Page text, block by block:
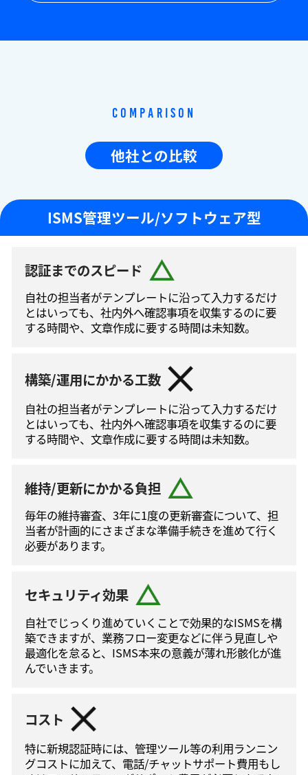
Comparison
他社との比較
ISMS管理ツール/ソフトウェア型
認証までのスピード
自社の担当者がテンプレートに沿って⼊⼒するだけ
とはいっても、社内外へ確認事項を収集するのに要
する時間や、文章作成に要する時間は未知数。
構築/運用にかかる工数
自社の担当者がテンプレートに沿って⼊⼒するだけ
とはいっても、社内外へ確認事項を収集するのに要
する時間や、文章作成に要する時間は未知数。
維持/更新にかかる負担
毎年の維持審査、3年に1度の更新審査について、担
当者が計画的にさまざまな準備手続きを進めて⾏く
必要があります。
セキュリティ効果
自社でじっくり進めていくことで効果的なISMSを構
築できますが、業務フロー変更などに伴う⾒直しや
最適化を怠ると、ISMS本来の意義が薄れ形骸化が進
んでいきます。
コスト
特に新規認証時には、管理ツール等の利⽤ランニン
グコストに加えて、電話/チャットサポート費⽤もし